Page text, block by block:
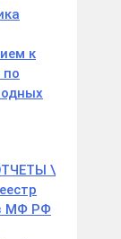
к
\
МФ РФ